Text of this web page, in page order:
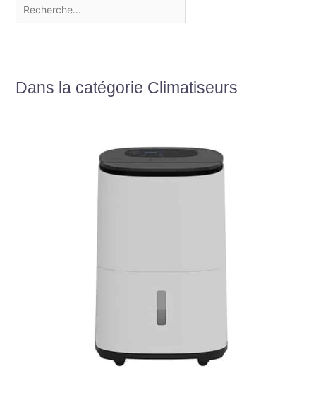
Dans la catégorie Climatiseurs